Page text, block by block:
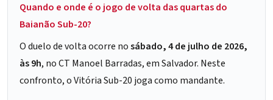
Quando e onde é o jogo de volta das quartas do
Baianão Sub-20?
O duelo de volta ocorre nosábado, 4 de julho de 2026,
às 9h, no CT Manoel Barradas, em Salvador. Neste
confronto, o Vitória Sub-20 joga como mandante.